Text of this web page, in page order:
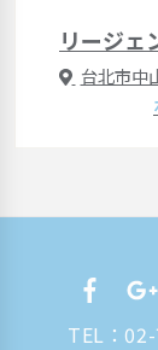
リージェ
台北市中
TEL：